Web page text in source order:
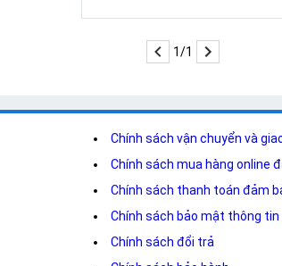
1/1
Chính sách vận chuyển và
Chính sách mua hàng online
Chính sách thanh toán đảm
Chính sách bảo mật thông tin
Chính sách đổi trả